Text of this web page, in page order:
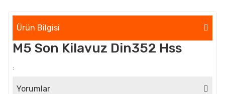
Ürün Bilgisi
M5 Son Kilavuz Din352 Hss
:
Yorumlar